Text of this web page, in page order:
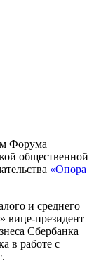
Форума
общественной
«Опора
и среднего
вице-президент
Сбербанка
в работе с